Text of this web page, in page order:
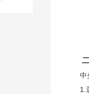
二
中央
1.選